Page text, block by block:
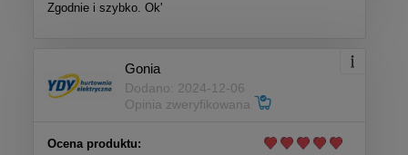
Zgodnie i szybko. Ok'
Gonia
Dodano: 2024-12-06
Opinia zweryfikowana
Ocena produktu: